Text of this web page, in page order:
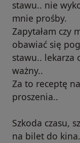
stawu.. nie
mnie prośby.
Zapytałam czy
obawiać się
stawu.. lekarza
ważny..
Za to receptę
proszenia..
Szkoda czasu,
na bilet do kina.